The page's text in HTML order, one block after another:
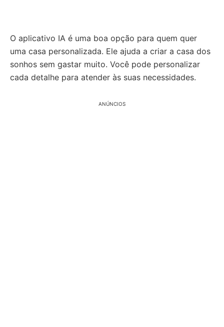
O aplicativo IA é uma boa opção para quem quer
uma casa personalizada. Ele ajuda a criar a casa dos
sonhos sem gastar muito. Você pode personalizar
cada detalhe para atender às suas necessidades.
ANÚNCIOS